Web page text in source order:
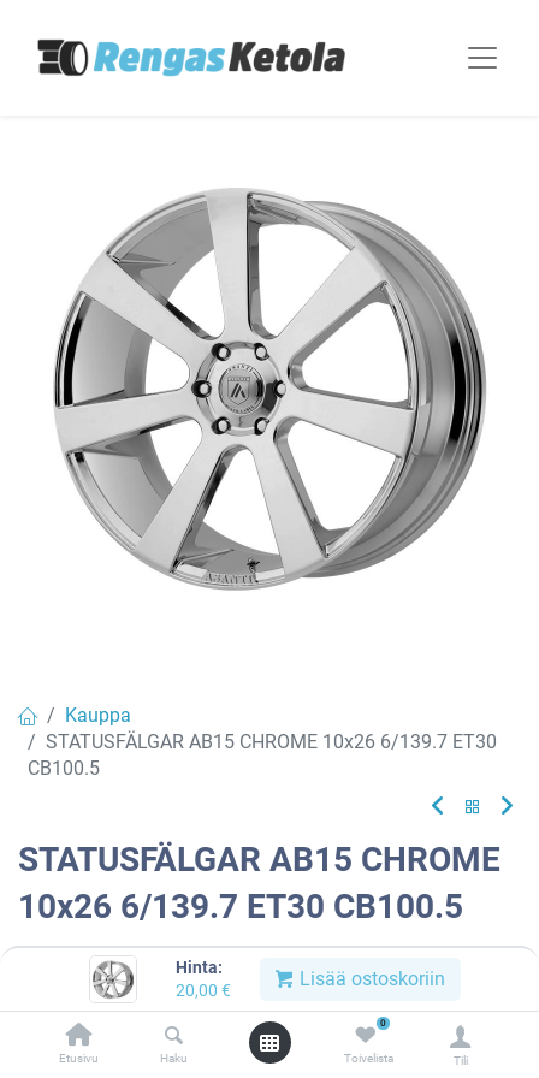
Hinta:
20,00 € Lisää ostoskoriin
Etusivu Haku
0
Toivelista Tili
Kauppa
STATUSFÄLGAR AB15 CHROME 10x26 6/139.7 ET30
CB100.5
STATUSFÄLGAR AB15 CHROME
10x26 6/139.7 ET30 CB100.5
Tuotekoodi:891056
Tällä tuotteella ei ole kelvollista yhdistelmää.